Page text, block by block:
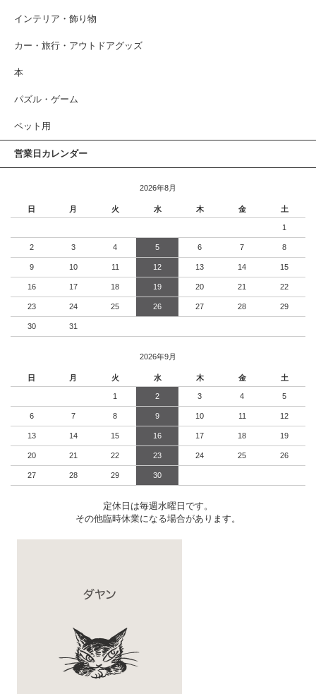
インテリア・飾り物
カー・旅行・アウトドアグッズ
本
パズル・ゲーム
ペット用
営業日カレンダー
2026年8月
日 月 火 水 木 金 土
1
2 3 4 5 6 7 8
9 10 11 12 13 14 15
16 17 18 19 20 21 22
23 24 25 26 27 28 29
30 31
2026年9月
日 月 火 水 木 金 土
1 2 3 4 5
6 7 8 9 10 11 12
13 14 15 16 17 18 19
20 21 22 23 24 25 26
27 28 29 30
定休日は毎週水曜日です。
その他臨時休業になる場合があります。